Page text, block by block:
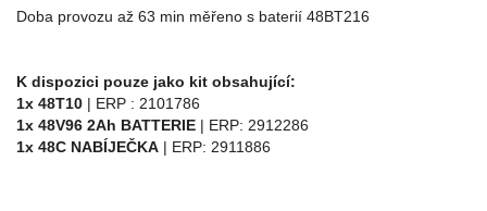
Doba provozu až 63 min měřeno s baterií 48BT216
K dispozici pouze jako kit obsahující:
1x 48T10 | ERP : 2101786
1x 48V96 2Ah BATTERIE | ERP: 2912286
1x 48C NABÍJEČKA | ERP: 2911886